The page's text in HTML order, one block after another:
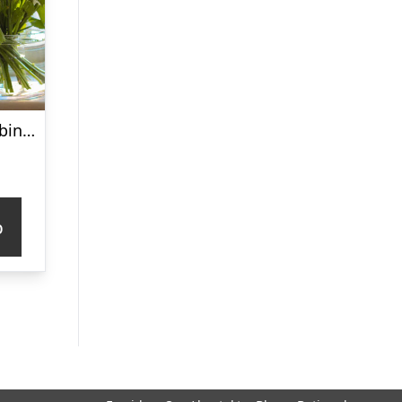
Hanataba Buketbinder